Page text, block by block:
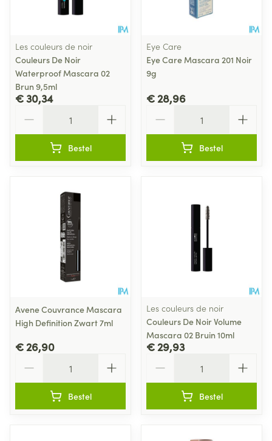
Les couleurs de noir
Couleurs De Noir
Waterproof Mascara 02
Brun 9,5ml
€ 30,34
Bestel
Eye Care
Eye Care Mascara 201 Noir
9g
€ 28,96
Bestel
Avene Couvrance Mascara
High Definition Zwart 7ml
€ 26,90
Bestel
Les couleurs de noir
Couleurs De Noir Volume
Mascara 02 Bruin 10ml
€ 29,93
Bestel